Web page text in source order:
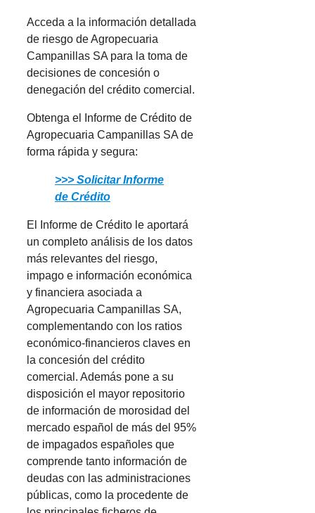
Acceda a la información detallada
de riesgo de Agropecuaria
Campanillas SA para la toma de
decisiones de concesión o
denegación del crédito comercial.
Obtenga el Informe de Crédito de
Agropecuaria Campanillas SA de
forma rápida y segura:
>>> Solicitar Informe
de Crédito
El Informe de Crédito le aportará
un completo análisis de los datos
más relevantes del riesgo,
impago e información económica
y financiera asociada a
Agropecuaria Campanillas SA,
complementando con los ratios
económico-financieros claves en
la concesión del crédito
comercial. Además pone a su
disposición el mayor repositorio
de información de morosidad del
mercado español de más del 95%
de impagados españoles que
comprende tanto información de
deudas con las administraciones
públicas, como la procedente de